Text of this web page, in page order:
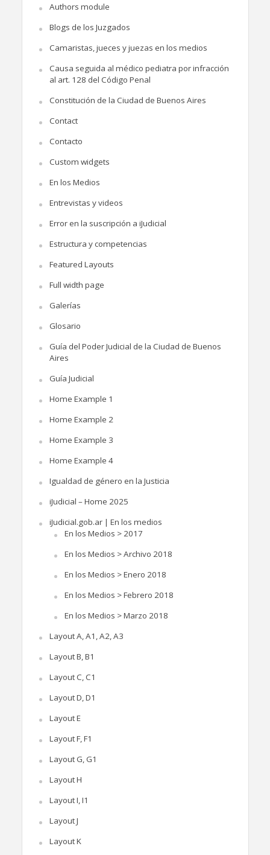
Authors module
Blogs de los Juzgados
Camaristas, jueces y juezas en los medios
Causa seguida al médico pediatra por infracción
al art. 128 del Código Penal
Constitución de la Ciudad de Buenos Aires
Contact
Contacto
Custom widgets
En los Medios
Entrevistas y videos
Error en la suscripción a iJudicial
Estructura y competencias
Featured Layouts
Full width page
Galerías
Glosario
Guía del Poder Judicial de la Ciudad de Buenos
Aires
Guía Judicial
Home Example 1
Home Example 2
Home Example 3
Home Example 4
Igualdad de género en la Justicia
iJudicial – Home 2025
iJudicial.gob.ar | En los medios
En los Medios > 2017
En los Medios > Archivo 2018
En los Medios > Enero 2018
En los Medios > Febrero 2018
En los Medios > Marzo 2018
Layout A, A1, A2, A3
Layout B, B1
Layout C, C1
Layout D, D1
Layout E
Layout F, F1
Layout G, G1
Layout H
Layout I, I1
Layout J
Layout K